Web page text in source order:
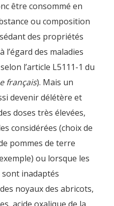
être consommé en
ou composition
des propriétés
des maladies
l’article L5111-1 du
français). Mais un
devenir délétère et
doses très élevées,
considérées (choix de
pommes de terre
ou lorsque les
inadaptés
noyaux des abricots,